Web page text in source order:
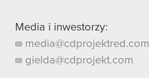
Media i inwestorzy:
media@cdprojektred.com
gielda@cdprojekt.com